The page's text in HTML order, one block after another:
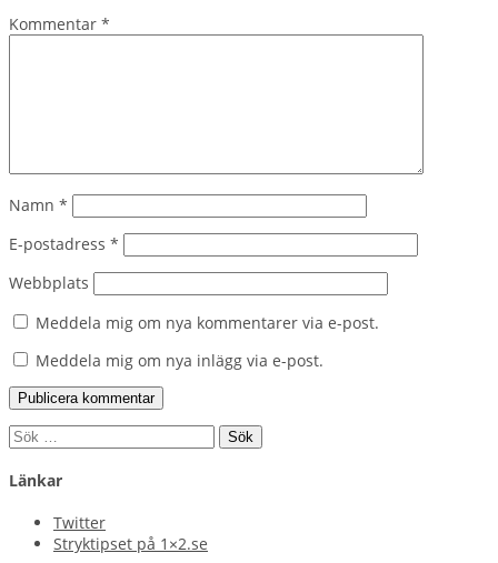
Kommentar *
Namn *
E-postadress *
Webbplats
Meddela mig om nya kommentarer via e-post.
Meddela mig om nya inlägg via e-post.
Sök
Länkar
Twitter
Stryktipset på 1×2.se